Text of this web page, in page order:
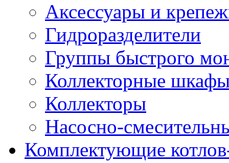
Аксессуары и
Гидроразделители
Группы быстрого
Коллекторные
Коллекторы
Насосно-
Комплектующие